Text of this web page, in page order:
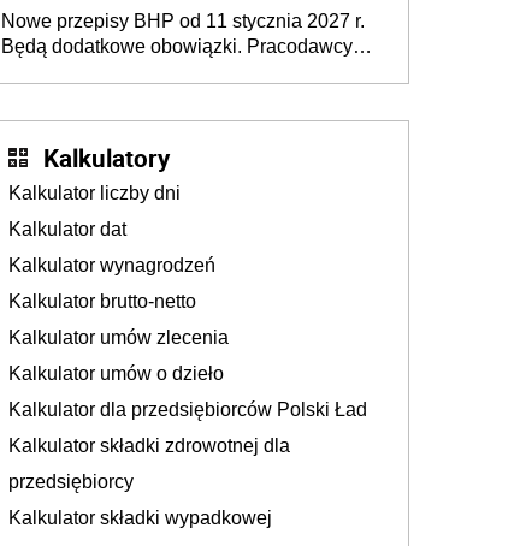
osoby neuroatypowe. Powstanie Fundusz
na rzecz Inkluzywności w Zatrudnianiu?
Nowe przepisy BHP od 11 stycznia 2027 r.
Będą dodatkowe obowiązki. Pracodawcy
Kalkulatory
Kalkulator liczby dni
Kalkulator dat
Kalkulator wynagrodzeń
Kalkulator brutto-netto
Kalkulator umów zlecenia
Kalkulator umów o dzieło
Kalkulator dla przedsiębiorców Polski Ład
Kalkulator składki zdrowotnej dla
przedsiębiorcy
Kalkulator składki wypadkowej